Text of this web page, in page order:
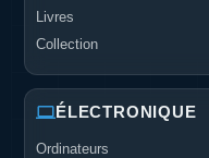
Livres
Collection
ÉLECTRONIQUE
Ordinateurs